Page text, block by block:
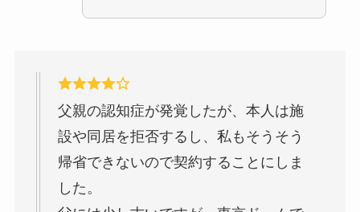
父親の認知症が発覚したが、本人は施
設や同居を拒否するし、私もそうそう
帰省できないので契約することにしま
した。